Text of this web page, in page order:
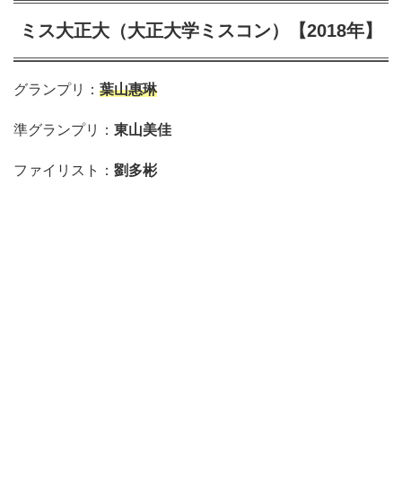
ミス大正大（大正大学ミスコン）【2018年】
グランプリ： 葉山惠琳
準グランプリ： 東山美佳
ファイリスト： 劉多彬